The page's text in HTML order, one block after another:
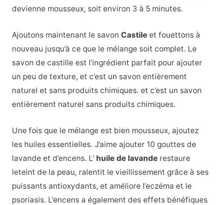
devienne mousseux, soit environ 3 à 5 minutes.
Ajoutons maintenant le savon Castileet fouettons à
nouveau jusqu’à ce que le mélange soit complet. Le
savon de castille est l’ingrédient parfait pour ajouter
un peu de texture, et c’est un savon entièrement
naturel et sans produits chimiques. et c’est un savon
entièrement naturel sans produits chimiques.
Une fois que le mélange est bien mousseux, ajoutez
les huiles essentielles. J’aime ajouter 10 gouttes de
lavande et d’encens. L’ huile de lavande restaure
leteint de la peau, ralentit le vieillissement grâce à ses
puissants antioxydants, et améliore l’eczéma et le
psoriasis. L’encens a également des effets bénéfiques